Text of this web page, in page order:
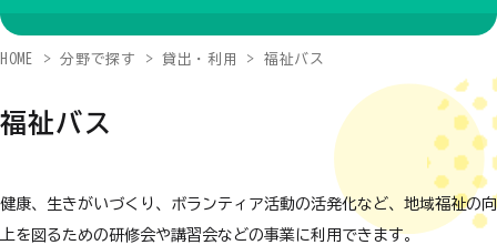
HOME 分野で探す 貸出・利用 福祉バス
福祉バス
健康、生きがいづくり、ボランティア活動の活発化など、地域福祉の向
上を図るための研修会や講習会などの事業に利用できます。